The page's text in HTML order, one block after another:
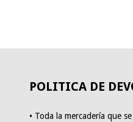
POLITICA DE
• Toda la mercadería que